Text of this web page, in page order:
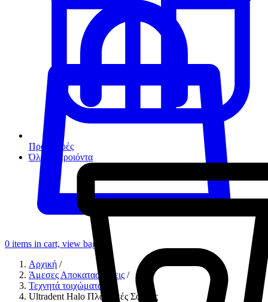
Προσφορές
Όλα τα προιόντα
0 items in cart, view bag
Αρχική /
Άμεσες Αποκαταστάσεις /
Τεχνητά τοιχώματα
Ultradent Halo Πλαστικές Σφήνες